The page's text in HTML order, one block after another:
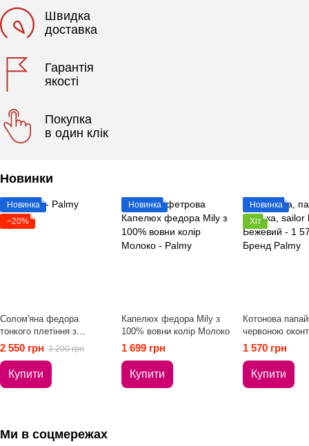
Швидка
доставка
Гарантія
якості
Покупка
в один клік
Новинки
Новинка
−20%
Солом'яна федора
тонкого плетіння з
декором №4 колір
Бежевий
2 550 грн 3 200 грн
Купити
Новинка
Капелюх федора Mily з
100% вовни колір Молоко
1 699 грн
Купити
Новинка
Хіт
Котонова
червоною
колір Бежевий
1 570 грн
Купити
Ми в соцмережах